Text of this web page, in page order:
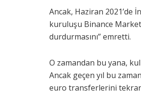
Ancak, Haziran 2021’de
kuruluşu Binance
durdurmasını” emretti.
O zamandan bu yana,
Ancak geçen yıl bu
euro transferlerini tekrar